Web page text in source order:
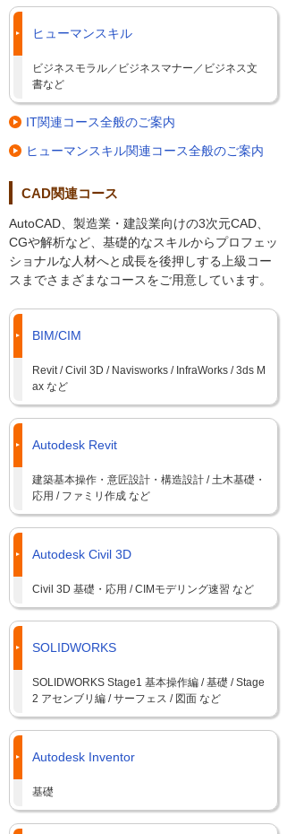
ヒューマンスキル
ビジネスモラル／ビジネスマナー／ビジネス文
書など
IT関連コース全般のご案内
ヒューマンスキル関連コース全般のご案内
CAD関連コース
AutoCAD、製造業・建設業向けの3次元CAD、
CGや解析など、基礎的なスキルからプロフェッ
ショナルな人材へと成長を後押しする上級コー
スまでさまざまなコースをご用意しています。
BIM/CIM
Revit / Civil 3D / Navisworks / InfraWorks / 3ds M
ax など
Autodesk Revit
建築基本操作・意匠設計・構造設計 / 土木基礎・
応用 / ファミリ作成 など
Autodesk Civil 3D
Civil 3D 基礎・応用 / CIMモデリング速習 など
SOLIDWORKS
SOLIDWORKS Stage1 基本操作編 / 基礎 / Stage
2 アセンブリ編 / サーフェス / 図面 など
Autodesk Inventor
基礎